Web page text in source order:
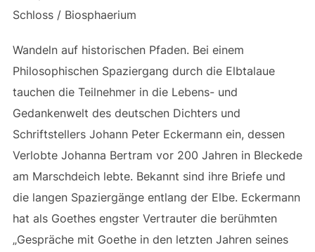
Schloss / Biosphaerium
Wandeln auf historischen Pfaden. Bei einem
Philosophischen Spaziergang durch die Elbtalaue
tauchen die Teilnehmer in die Lebens- und
Gedankenwelt des deutschen Dichters und
Schriftstellers Johann Peter Eckermann ein, dessen
Verlobte Johanna Bertram vor 200 Jahren in Bleckede
am Marschdeich lebte. Bekannt sind ihre Briefe und
die langen Spaziergänge entlang der Elbe. Eckermann
hat als Goethes engster Vertrauter die berühmten
„Gespräche mit Goethe in den letzten Jahren seines